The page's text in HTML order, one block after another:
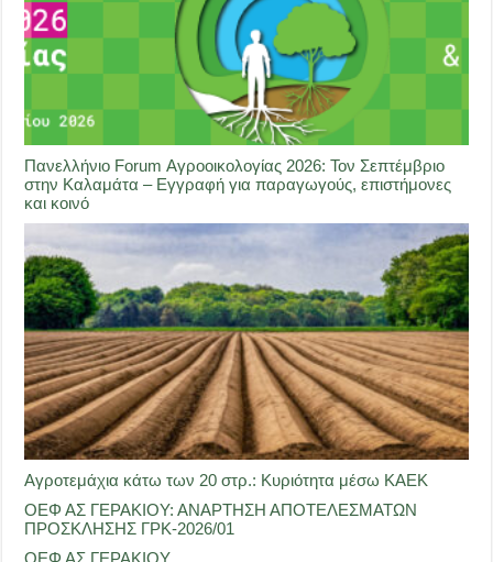
Πανελλήνιο Forum Αγροοικολογίας 2026: Τον Σεπτέμβριο
στην Καλαμάτα – Εγγραφή για παραγωγούς, επιστήμονες
και κοινό
Αγροτεμάχια κάτω των 20 στρ.: Κυριότητα μέσω ΚΑΕΚ
ΟΕΦ ΑΣ ΓΕΡΑΚΙΟΥ: ΑΝΑΡΤΗΣΗ ΑΠΟΤΕΛΕΣΜΑΤΩΝ
ΠΡΟΣΚΛΗΣΗΣ ΓΡΚ-2026/01
ΟΕΦ ΑΣ ΓΕΡΑΚΙΟΥ